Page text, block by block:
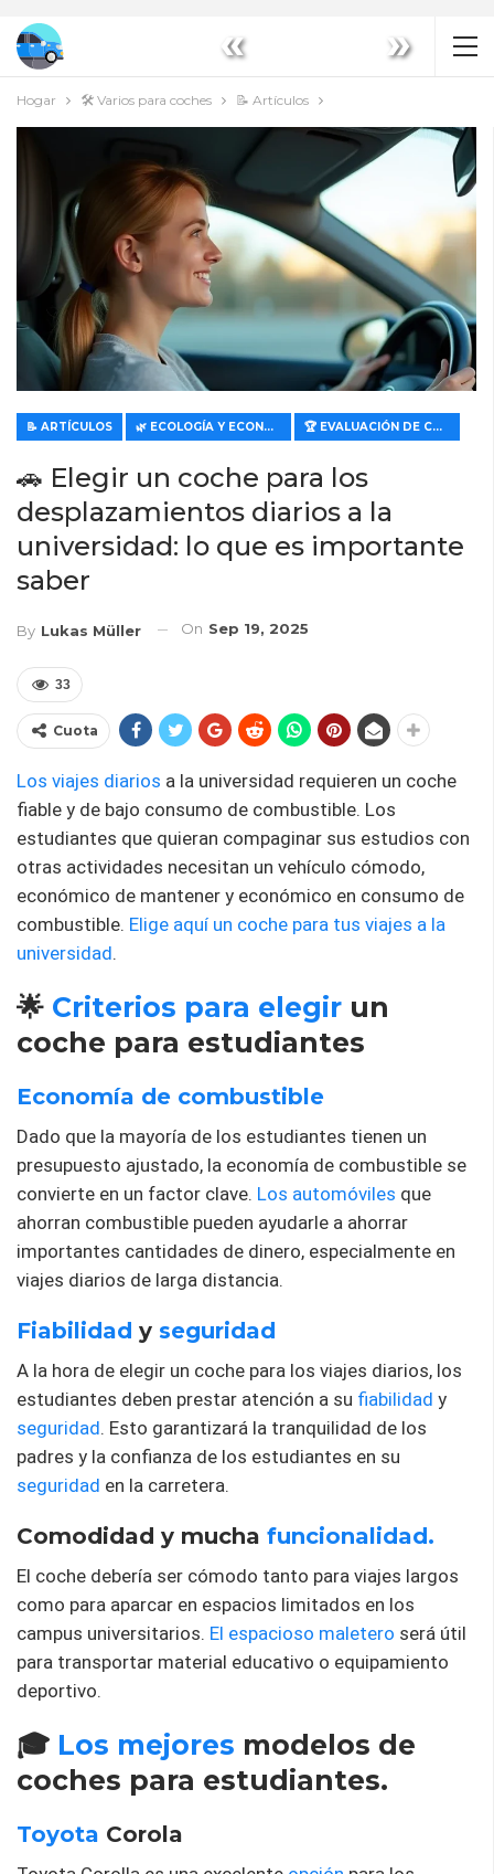
« »
Hogar 🛠️ Varios para coches 📝 Artículos
📝 ARTÍCULOS 🌿 ECOLOGÍA Y ECONOMÍA 🏆 EVALUACIÓN DE CARACTERÍSTICAS Y VALOR
🚗 Elegir un coche para los
desplazamientos diarios a la
universidad: lo que es importante
saber
By Lukas Müller On Sep 19, 2025
33
Cuota
Los viajes diarios a la universidad requieren un coche
fiable y de bajo consumo de combustible. Los
estudiantes que quieran compaginar sus estudios con
otras actividades necesitan un vehículo cómodo,
económico de mantener y económico en consumo de
combustible. Elige aquí un coche para tus viajes a la
universidad.
🌟 Criterios para elegir un
coche para estudiantes
Economía de combustible
Dado que la mayoría de los estudiantes tienen un
presupuesto ajustado, la economía de combustible se
convierte en un factor clave. Los automóviles que
ahorran combustible pueden ayudarle a ahorrar
importantes cantidades de dinero, especialmente en
viajes diarios de larga distancia.
Fiabilidad y seguridad
A la hora de elegir un coche para los viajes diarios, los
estudiantes deben prestar atención a su fiabilidad y
seguridad. Esto garantizará la tranquilidad de los
padres y la confianza de los estudiantes en su
seguridad en la carretera.
Comodidad y mucha funcionalidad.
El coche debería ser cómodo tanto para viajes largos
como para aparcar en espacios limitados en los
campus universitarios. El espacioso maletero será útil
para transportar material educativo o equipamiento
deportivo.
🎓 Los mejores modelos de
coches para estudiantes.
Toyota Corola